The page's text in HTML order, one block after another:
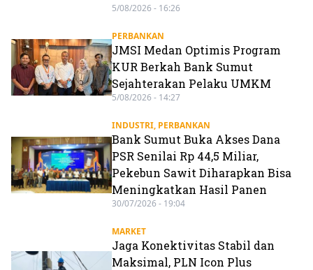
5/08/2026 - 16:26
PERBANKAN
JMSI Medan Optimis Program
KUR Berkah Bank Sumut
Sejahterakan Pelaku UMKM
5/08/2026 - 14:27
INDUSTRI, PERBANKAN
Bank Sumut Buka Akses Dana
PSR Senilai Rp 44,5 Miliar,
Pekebun Sawit Diharapkan Bisa
Meningkatkan Hasil Panen
30/07/2026 - 19:04
MARKET
Jaga Konektivitas Stabil dan
Maksimal, PLN Icon Plus